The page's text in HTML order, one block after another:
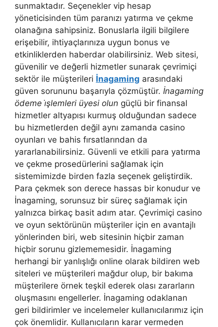
sunmaktadır. Seçenekler vip hesap
yöneticisinden tüm paranızı yatırma ve çekme
olanağına sahipsiniz. Bonuslarla ilgili bilgilere
erişebilir, ihtiyaçlarınıza uygun bonus ve
etkinliklerden haberdar olabilirsiniz. Web sitesi,
güvenilir ve değerli hizmetler sunarak çevrimiçi
sektör ile müşterileri İnagaming arasındaki
güven sorununu başarıyla çözmüştür. İnagaming
ödeme i̇şlemleri üyesi olun güçlü bir finansal
hizmetler altyapısı kurmuş olduğundan sadece
bu hizmetlerden değil aynı zamanda casino
oyunları ve bahis fırsatlarından da
yararlanabilirsiniz. Güvenli ve etkili para yatırma
ve çekme prosedürlerini sağlamak için
sistemimizde birden fazla seçenek geliştirdik.
Para çekmek son derece hassas bir konudur ve
İnagaming, sorunsuz bir süreç sağlamak için
yalnızca birkaç basit adım atar. Çevrimiçi casino
ve oyun sektörünün müşteriler için en avantajlı
yönlerinden biri, web sitesinin hiçbir zaman
hiçbir sorunu gizlememesidir. İnagaming
herhangi bir yanlışlığı online olarak bildiren web
siteleri ve müşterileri mağdur olup, bir bakıma
müşterilere örnek teşkil ederek olası zararların
oluşmasını engellerler. İnagaming odaklanan
geri bildirimler ve incelemeler kullanıcılarımız için
çok önemlidir. Kullanıcıların karar vermeden